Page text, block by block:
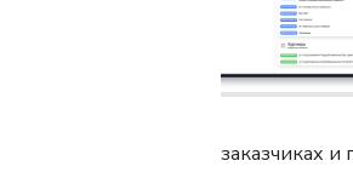
заказчиках